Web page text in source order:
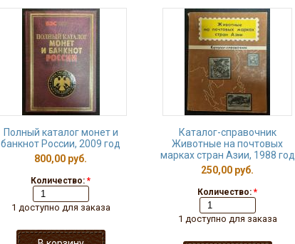
Полный каталог монет и
банкнот России, 2009 год
800,00 руб.
Количество: *
1 доступно для заказа
Каталог-справочник
Животные на почтовых
марках стран Азии, 1988 год
250,00 руб.
Количество: *
1 доступно для заказа